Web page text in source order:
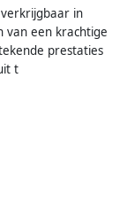
verkrijgbaar in
van een krachtige
prestaties
t